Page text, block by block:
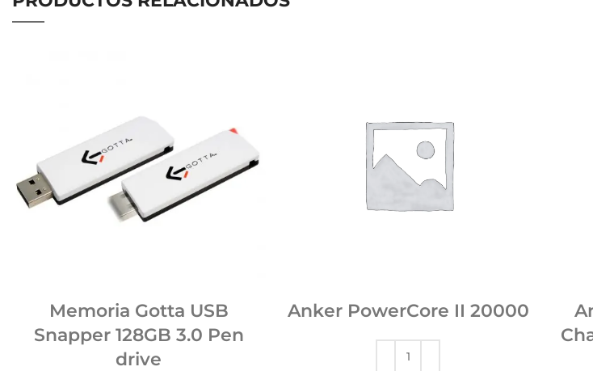
Memoria Gotta USB
Snapper 128GB 3.0 Pen
drive
Anker PowerCore II 20000